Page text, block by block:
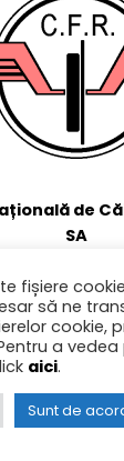
de
SA
la
un transport
fișiere
să ne
cookie,
a
aici.
Sunt de